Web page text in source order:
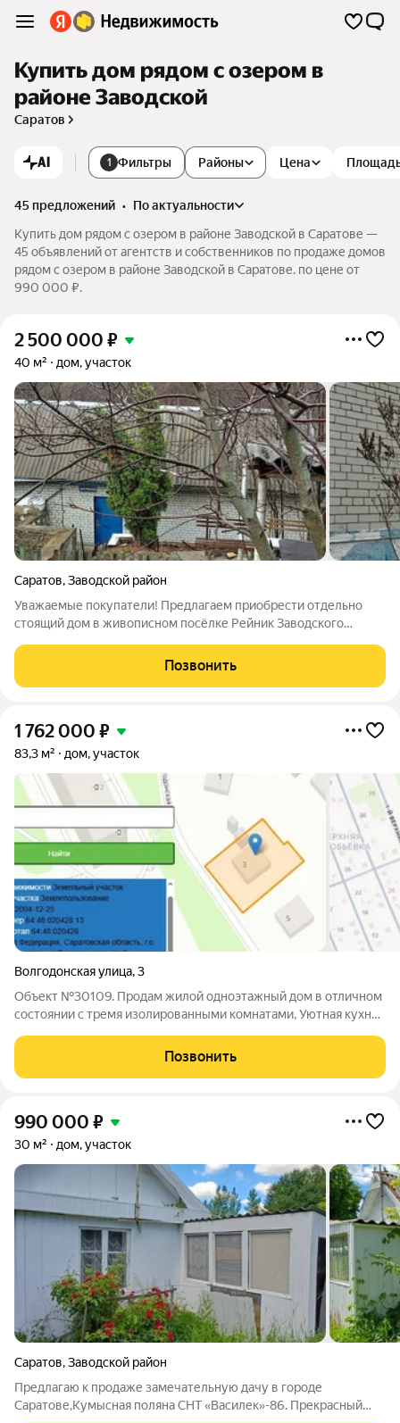
Купить дом рядом с озером в
районе Заводской
Саратов
AI 1 Фильтры Цена
Районы
45 предложений •
по актуальности
Купить дом рядом с озером в районе Заводской в Саратове —
45 объявлений от агентств и собственников по продаже домов
рядом с озером в районе Заводской в Саратове. по цене от
990 000 ₽.
2 500 000 ₽
40 м² дом, участок
Саратов,Заводской район
Уважаемые покупатели! Предлагаем приобрести отдельно
стоящий дом в живописном посёлке Рейник Заводского
природе, но не хочет отказываться от городских удобств. О
доме и участке Материал:
Позвонить
1 762 000 ₽
83,3 м² дом, участок
Волгодонская улица,3
Объект №30109. Продам жилой одноэтажный дом в отличном
состоянии с тремя изолированными комнатами, Уютная кухня
10 кв.м.Гостинная 25.9 м2, санузел совмещенный с душевой
кабиной 6.3 м2, прихожая
Позвонить
990 000 ₽
30 м² дом, участок
Саратов,Заводской район
Предлагаю к продаже замечательную дачу в городе
Саратове,Кумысная поляна СНТ «Василек»-86. Прекрасный